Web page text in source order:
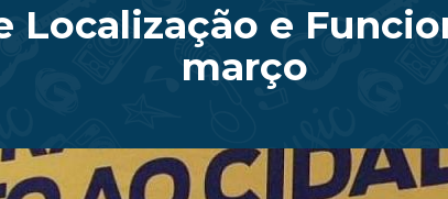
Localização e
março